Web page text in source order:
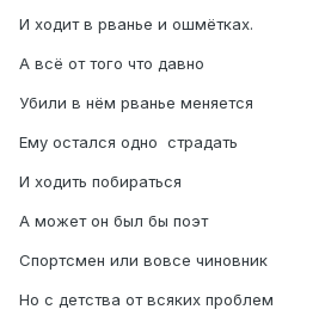
И ходит в рванье и ошмëтках.
А всë от того что давно
Убили в нëм рванье меняется
Ему остался одно страдать
И ходить побираться
А может он был бы поэт
Спортсмен или вовсе чиновник
Но с детства от всяких проблем